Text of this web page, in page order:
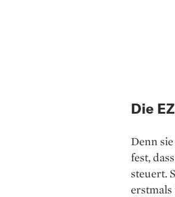
Die
Denn
fest,
steuert.